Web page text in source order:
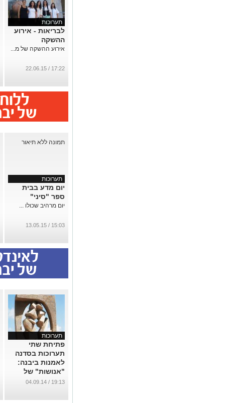
תערוכות
לבריאות - אירוע
ההשקה
אירוע ההשקה של מ...
17:22 / 22.06.15
תערוכות
יום מדע בבית
ספר "סיני"
יום מרהיב שכולו ...
15:03 / 13.05.15
תערוכות
פתיחת שתי
תערוכות בסדנה
לאמנות ביבנה:
"אנושות" של
האמנית גניה
שלישי ערב'' -
19:13 / 04.09.14